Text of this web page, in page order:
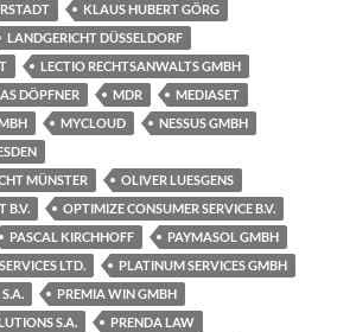
KLAUS HUBERT GÖRG
LANDGERICHT DÜSSELDORF
LECTIO RECHTSANWALTS GMBH
DÖPFNER MDR
MEDIASET
MYCLOUD
NESSUS GMBH
MÜNSTER
OLIVER LUESGENS
B.V.
OPTIMIZE CONSUMER SERVICE B.V.
PASCAL KIRCHHOFF
PAYMASOL GMBH
LTD.
PLATINUM SERVICES GMBH
PREMIA WIN GMBH
S.A.
PRENDA LAW